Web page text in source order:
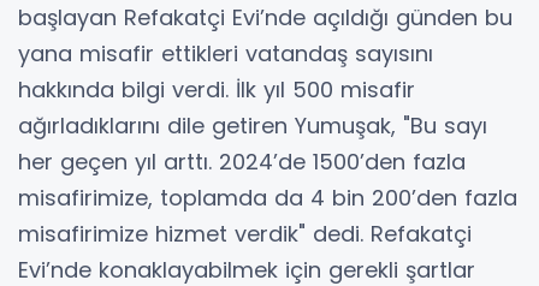
başlayan Refakatçi Evi’nde açıldığı günden bu
yana misafir ettikleri vatandaş sayısını
hakkında bilgi verdi. İlk yıl 500 misafir
ağırladıklarını dile getiren Yumuşak, "Bu sayı
her geçen yıl arttı. 2024’de 1500’den fazla
misafirimize, toplamda da 4 bin 200’den fazla
misafirimize hizmet verdik" dedi. Refakatçi
Evi’nde konaklayabilmek için gerekli şartlar